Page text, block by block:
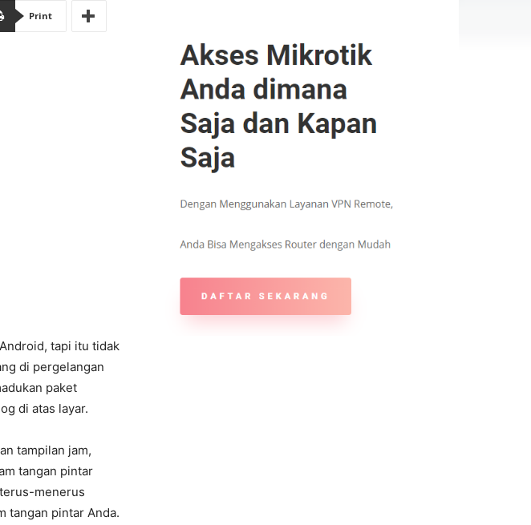
Print
tapi itu tidak
di pergelangan
paket
di atas layar.
tampilan jam,
tangan pintar
menerus
tangan pintar Anda.